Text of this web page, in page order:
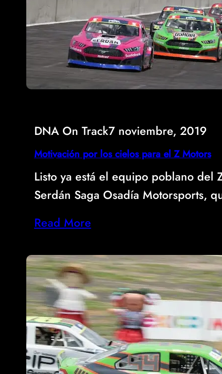
DNA On Track7 noviembre, 2019
Motivación por los cielos para el Z Motors
Listo ya está el equipo poblano del
Serdán Saga Osadía Motorsports,
Read More